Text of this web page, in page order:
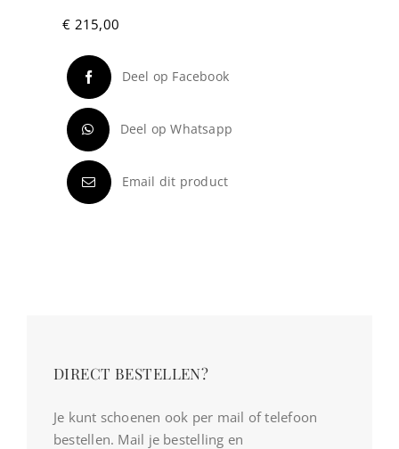
€ 215,00
Deel op Facebook
Deel op Whatsapp
Email dit product
DIRECT BESTELLEN?
Je kunt schoenen ook per mail of telefoon
bestellen. Mail je bestelling en